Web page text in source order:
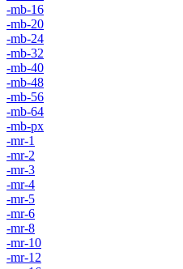
-mb-16
-mb-20
-mb-24
-mb-32
-mb-40
-mb-48
-mb-56
-mb-64
-mb-px
-mr-1
-mr-2
-mr-3
-mr-4
-mr-5
-mr-6
-mr-8
-mr-10
-mr-12